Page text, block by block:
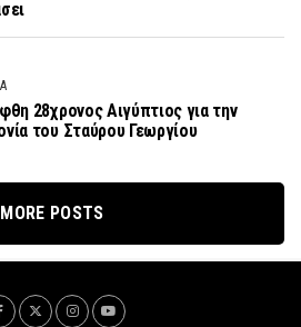
28χρονος Αιγύπτιος για την
του Σταύρου Γεωργίου
MORE POSTS